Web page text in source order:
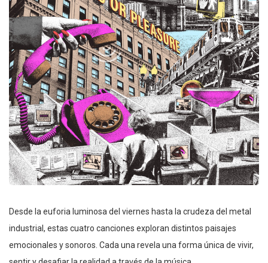
Desde la euforia luminosa del viernes hasta la crudeza del metal
industrial, estas cuatro canciones exploran distintos paisajes
emocionales y sonoros. Cada una revela una forma única de vivir,